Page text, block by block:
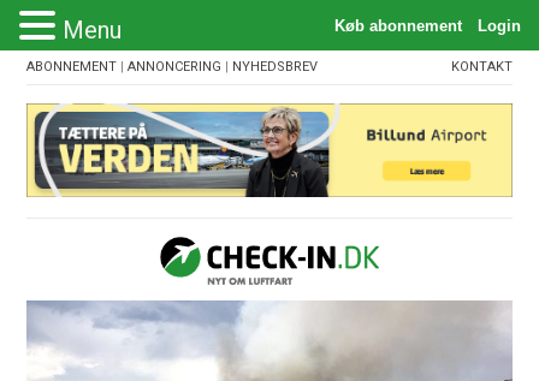
ABONNEMENT |ANNONCERING | NYHEDSBREV KONTAKT
Menu